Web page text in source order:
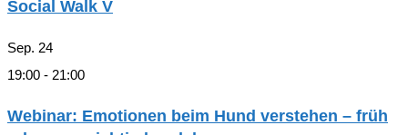
Social Walk V
Sep. 24
19:00 - 21:00
Webinar: Emotionen beim Hund verstehen – früh